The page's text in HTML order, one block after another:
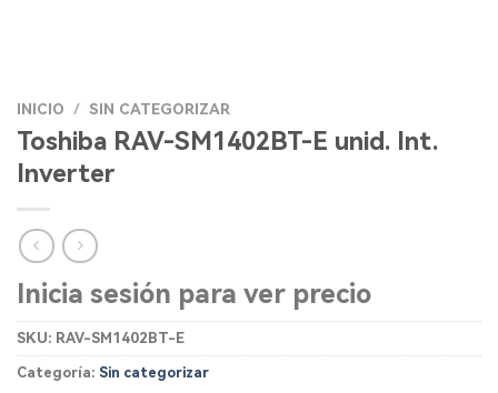
INICIO / SIN CATEGORIZAR
Toshiba RAV-SM1402BT-E unid. Int.
Inverter
Inicia sesión para ver precio
SKU: RAV-SM1402BT-E
Categoría: Sin categorizar